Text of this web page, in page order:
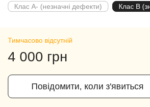
Клас A- (незначні дефекти) Клас B
Тимчасово відсутній
4 000 грн
Повідомити, коли з'явиться